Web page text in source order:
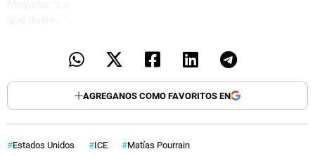
AGREGANOS COMO FAVORITOS EN
Estados Unidos ICE Matías Pourrain